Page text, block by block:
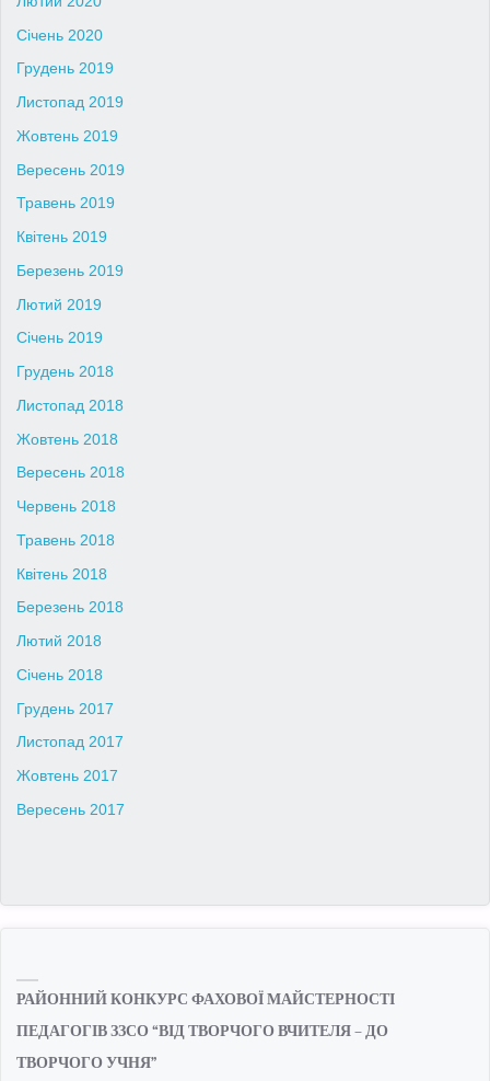
Січень 2020
Грудень 2019
Листопад 2019
Жовтень 2019
Вересень 2019
Травень 2019
Квітень 2019
Березень 2019
Лютий 2019
Січень 2019
Грудень 2018
Листопад 2018
Жовтень 2018
Вересень 2018
Червень 2018
Травень 2018
Квітень 2018
Березень 2018
Лютий 2018
Січень 2018
Грудень 2017
Листопад 2017
Жовтень 2017
Вересень 2017
РАЙОННИЙ КОНКУРС ФАХОВОЇ МАЙСТЕРНОСТІ
ПЕДАГОГІВ ЗЗСО “ВІД ТВОРЧОГО ВЧИТЕЛЯ – ДО
ТВОРЧОГО УЧНЯ”